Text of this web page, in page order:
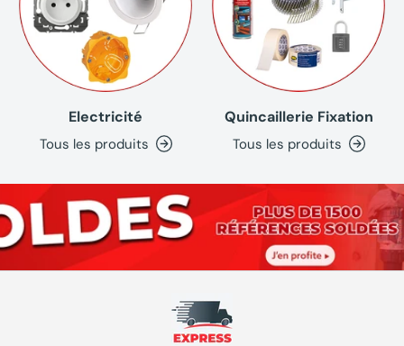
Electricité
Tous les produits
Quincaillerie Fixation
Tous les produits